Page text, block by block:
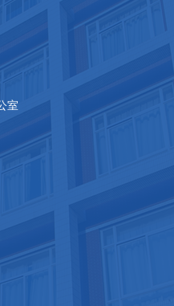
室